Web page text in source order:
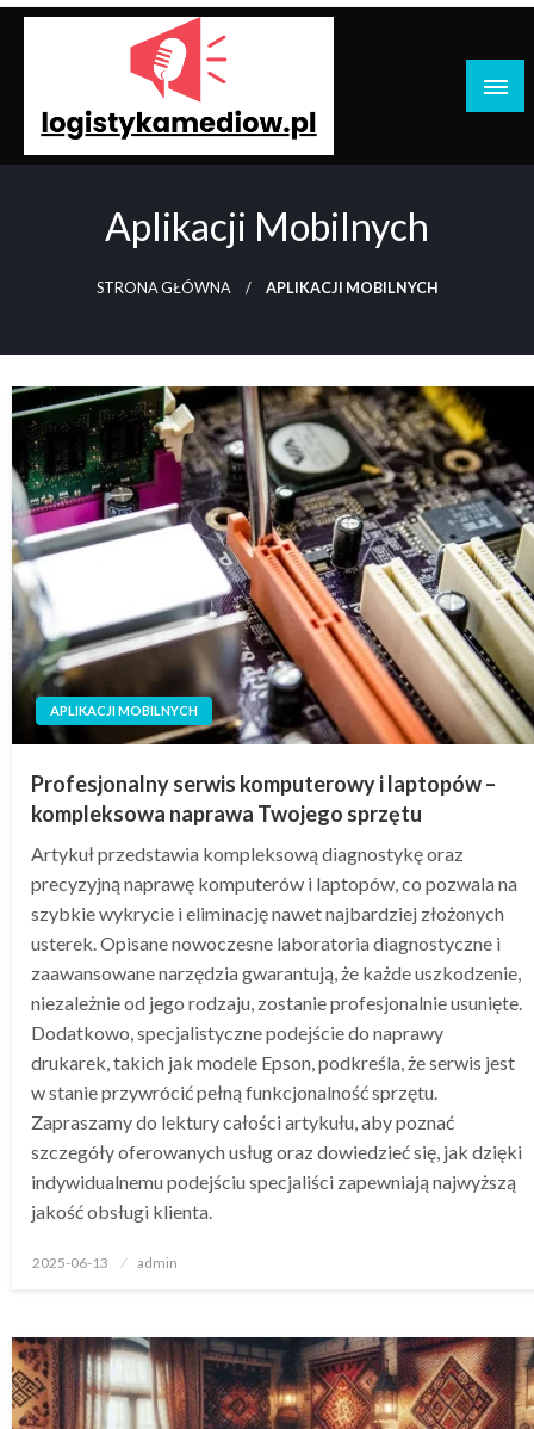
Przejdź
KomunikacjaAplikacji Mobilnych
STRONA GŁÓWNA APLIKACJI MOBILNYCH
APLIKACJI MOBILNYCH
Profesjonalny serwis komputerowy i laptopów –
kompleksowa naprawa Twojego sprzętu
Artykuł przedstawia kompleksową diagnostykę oraz
precyzyjną naprawę komputerów i laptopów, co pozwala na
szybkie wykrycie i eliminację nawet najbardziej złożonych
usterek. Opisane nowoczesne laboratoria diagnostyczne i
zaawansowane narzędzia gwarantują, że każde uszkodzenie,
niezależnie od jego rodzaju, zostanie profesjonalnie usunięte.
Dodatkowo, specjalistyczne podejście do naprawy
drukarek, takich jak modele Epson, podkreśla, że serwis jest
w stanie przywrócić pełną funkcjonalność sprzętu.
Zapraszamy do lektury całości artykułu, aby poznać
szczegóły oferowanych usług oraz dowiedzieć się, jak dzięki
indywidualnemu podejściu specjaliści zapewniają najwyższą
jakość obsługi klienta.
Opublikowane
2025-06-13 admin